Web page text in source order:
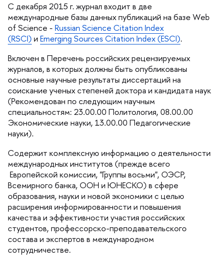
С декабря 2015 г. журнал входит в две
международные базы данных публикаций на базе Web
of Science - Russian Science Citation Index
(RSCI) и Emerging Sources Citation Index (ESCI).
ключен в Перечень российских рецензируемых
журналов, в которых должны быть опубликованы
основные научные результаты диссертаций на
соискание ученых степеней доктора и кандидата наук
(Рекомендован по следующим научным
специальностям: 23.00.00 Политология, 08.00.00
Экономические науки, 13.00.00 Педагогические
науки).
Содержит комплексную информацию о деятельности
международных институтов (прежде всего
Европейской комиссии, "Группы восьми", ОЭСР,
семирного банка, ООН и ЮНЕСКО) в сфере
образования, науки и новой экономики с целью
расширения информированности и повышения
качества и эффективности участия российских
студентов, профессорско-преподавательского
состава и экспертов в международном
сотрудничестве.